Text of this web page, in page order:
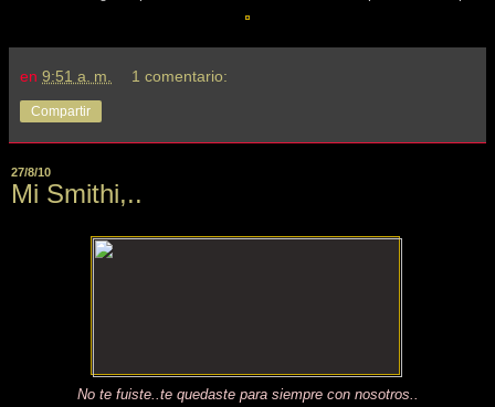
en 9:51 a. m. 1 comentario:
Compartir
27/8/10
Mi Smithi,..
No te fuiste..te quedaste para siempre con nosotros..